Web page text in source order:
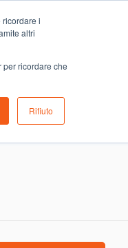
i
altri
per ricordare che
Rifiuto
44LAV.